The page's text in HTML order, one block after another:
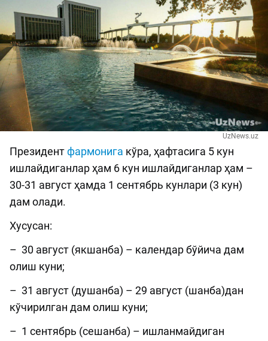
UzNews.uz
Президентфармонига кўра, ҳафтасига 5 кун
ишлайдиганлар ҳам 6 кун ишлайдиганлар ҳам –
30-31 август ҳамда 1 сентябрь кунлари (3 кун)
дам олади.
Хусусан:
– 30 август (якшанба) – календар бўйича дам
олиш куни;
– 31 август (душанба) – 29 август (шанба)дан
кўчирилган дам олиш куни;
– 1 сентябрь (сешанба) – ишланмайдиган